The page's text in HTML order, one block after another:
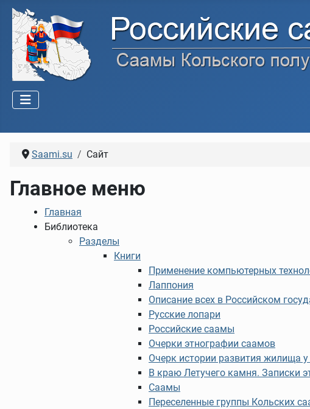
Saami.su Сайт
Главное меню
Главная
Библиотека
Разделы
Книги
Применение компьютерных
Лаппония
Описание всех в Российском
Русские лопари
Российские саамы
Очерки этнографии саамов
Очерк истории развития жилища
В краю Летучего камня. Записки
Саамы
Переселенные группы Кольских